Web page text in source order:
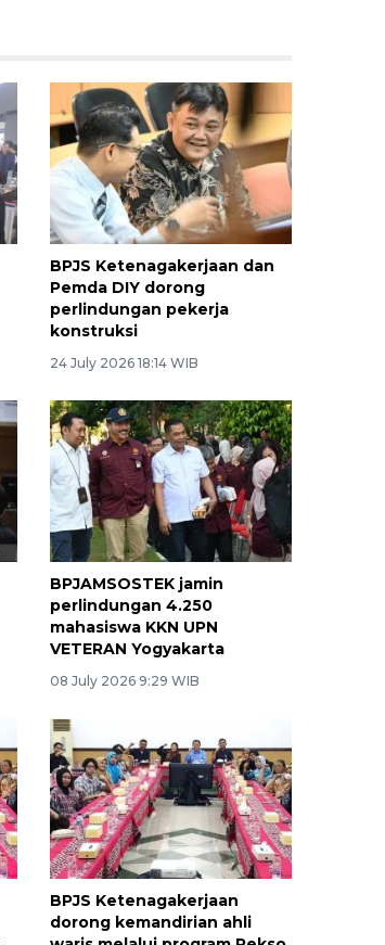
BPJS Ketenagakerjaan dan
Pemda DIY dorong
perlindungan pekerja
konstruksi
24 July 2026 18:14 WIB
BPJAMSOSTEK jamin
perlindungan 4.250
mahasiswa KKN UPN
VETERAN Yogyakarta
08 July 2026 9:29 WIB
BPJS Ketenagakerjaan
dorong kemandirian ahli